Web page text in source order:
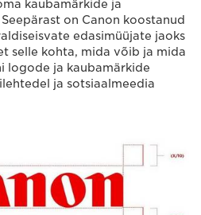
kaubamärkide ja
on Canon koostanud
edasimüüjate jaoks
selle kohta, mida võib ja mida
logode ja kaubamärkide
ja sotsiaalmeedia